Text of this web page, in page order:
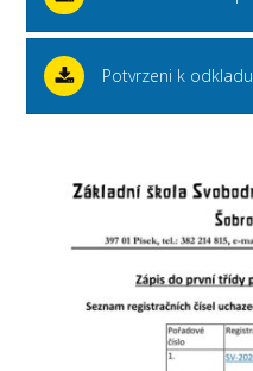
Potvrzeni k odkladu